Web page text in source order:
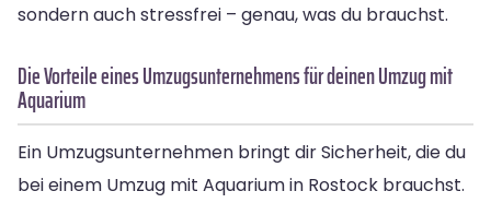
sondern auch stressfrei – genau, was du brauchst.
Die Vorteile eines Umzugsunternehmens für deinen Umzug mit
Aquarium
Ein Umzugsunternehmen bringt dir Sicherheit, die du
bei einem Umzug mit Aquarium in Rostock brauchst.